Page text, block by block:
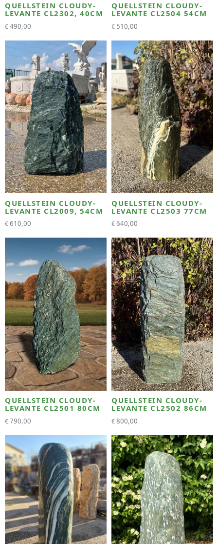
QUELLSTEIN CLOUDY-
LEVANTE CL2302, 40CM
€490,00
QUELLSTEIN CLOUDY-
LEVANTE CL2504 54CM
€ 510,00
QUELLSTEIN CLOUDY-
LEVANTE CL2009, 54CM
€610,00
QUELLSTEIN CLOUDY-
LEVANTE CL2503 77CM
€640,00
QUELLSTEIN CLOUDY-
LEVANTE CL2501 80CM
€790,00
QUELLSTEIN CLOUDY-
LEVANTE CL2502 86CM
€800,00